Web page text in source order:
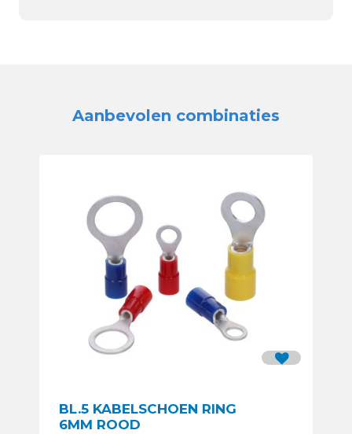
Aanbevolen combinaties
BL.5 KABELSCHOEN RING
6MM ROOD